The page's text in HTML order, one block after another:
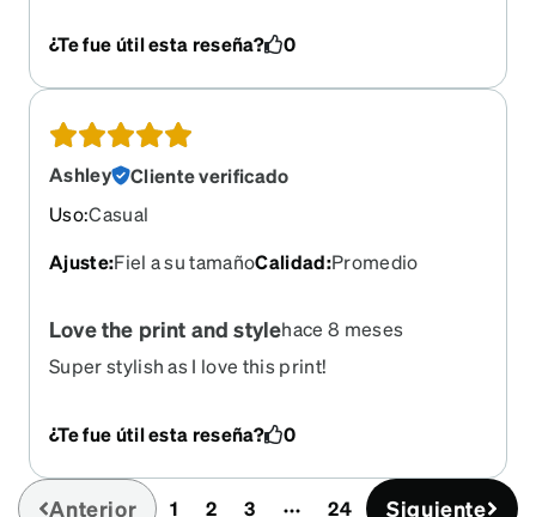
being polarised. Would not recommend
¿Te fue útil esta reseña? 0
Ashley
Cliente verificado
Uso:Casual
Ajuste:Fiel a su tamañoCalidad:Promedio
Love the print and stylehace 8 meses
Super stylish as I love this print!
¿Te fue útil esta reseña? 0
Anterior 1 2 3 24 Siguiente